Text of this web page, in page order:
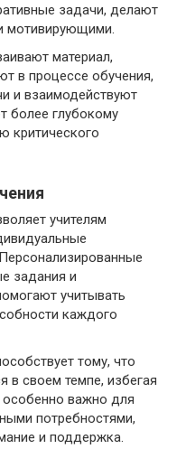
задачи, делают
мотивирующими.
материал,
в процессе обучения,
и взаимодействуют
более глубокому
критического
учителям
задания и
учитывать
каждого
тому, что
в своем темпе, избегая
особенно важно для
потребностями,
и поддержка.